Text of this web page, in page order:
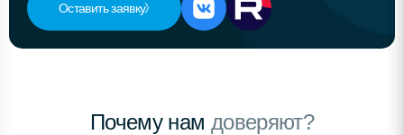
Оставить заявку
Почему нам доверяют?